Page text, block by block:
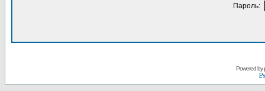
Пароль:
Powered by